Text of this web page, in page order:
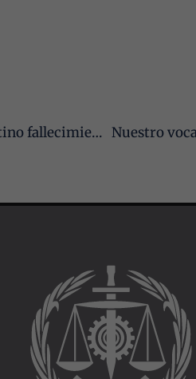
Cádiz y Ceuta: Pesar en los graduados sociales por el repentino fallecimiento del secretario general del Colegio, Francisco Javier Sánchez Rea
algunas
de la